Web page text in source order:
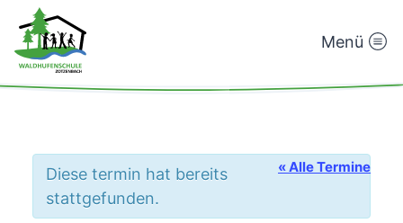
Waldhufenschule
Menü
« Alle Termine
Diese termin hat bereits
stattgefunden.